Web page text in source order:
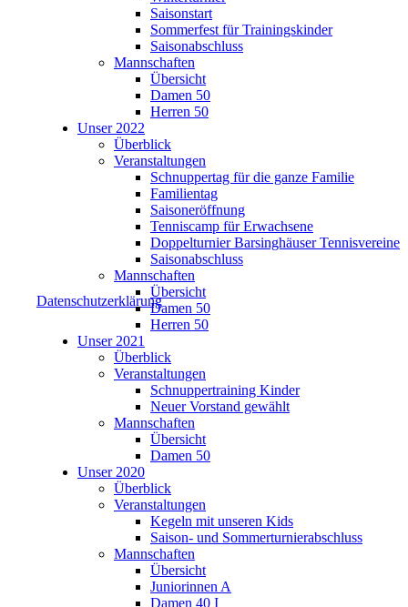
Datenschutzerklärung
Saisonstart
Sommerfest für Trainingskinder
Saisonabschluss
Mannschaften
Übersicht
Damen 50
Herren 50
Unser 2022
Überblick
Veranstaltungen
Schnuppertag für die ganze Familie
Familientag
Saisoneröffnung
Tenniscamp für Erwachsene
Doppelturnier Barsinghäuser Tennisvereine
Saisonabschluss
Mannschaften
Übersicht
Damen 50
Herren 50
Unser 2021
Überblick
Veranstaltungen
Schnuppertraining Kinder
Neuer Vorstand gewählt
Mannschaften
Übersicht
Damen 50
Unser 2020
Überblick
Veranstaltungen
Kegeln mit unseren Kids
Saison- und Sommerturnierabschluss
Mannschaften
Übersicht
Juniorinnen A
Damen 40 I